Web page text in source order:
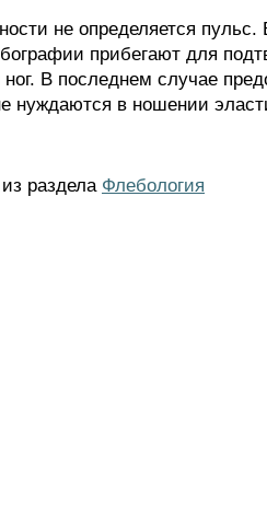
не определяется
прибегают для
В последнем случае
нуждаются в ношении
раздела Флебология